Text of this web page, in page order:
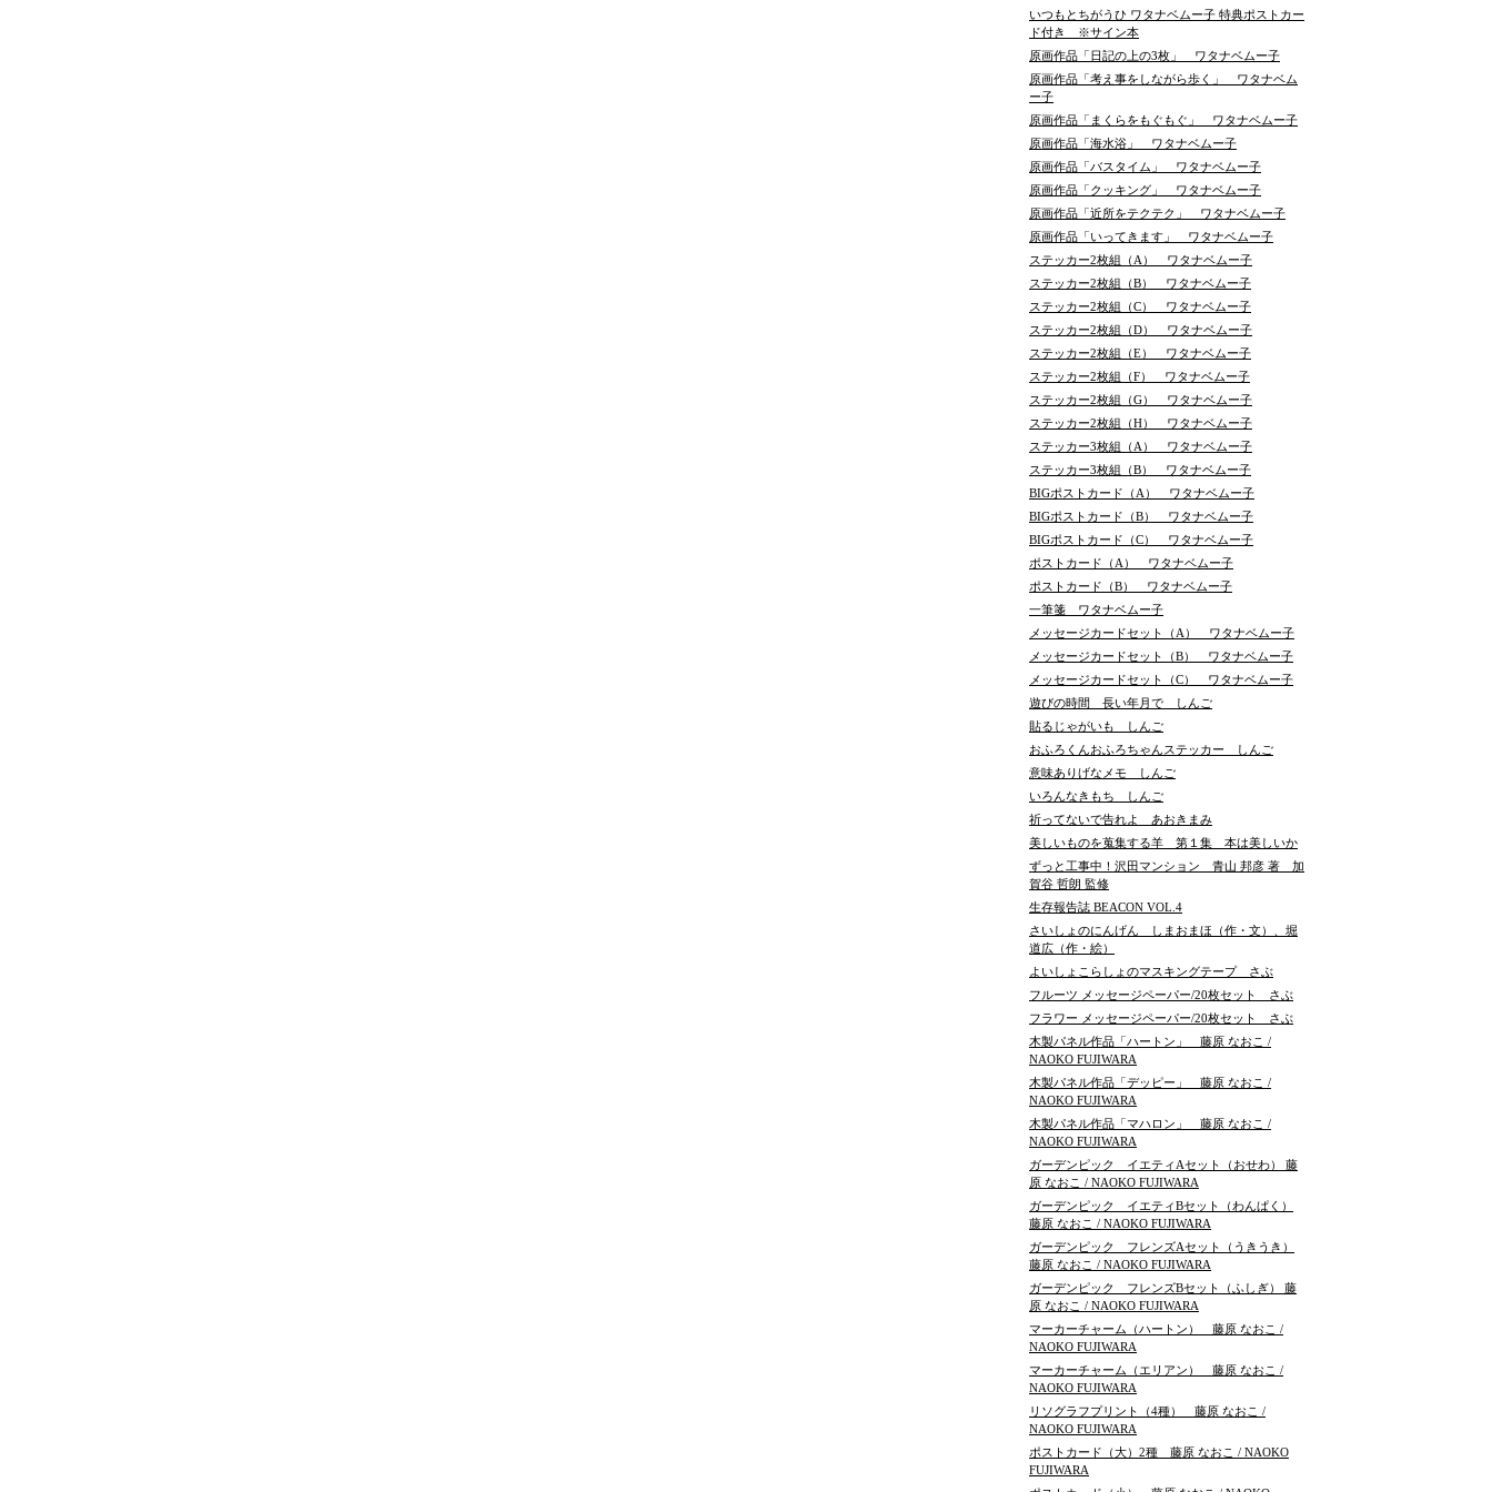
いつもとちがうひ ワタナベムー子 特典ポストカー
ド付き ※サイン本
原画作品「日記の上の3枚」 ワタナベムー子
原画作品「考え事をしながら歩く」 ワタナベム
ー子
原画作品「まくらをもぐもぐ」 ワタナベムー子
原画作品「海水浴」 ワタナベムー子
原画作品「バスタイム」 ワタナベムー子
原画作品「クッキング」 ワタナベムー子
原画作品「近所をテクテク」 ワタナベムー子
原画作品「いってきます」 ワタナベムー子
ステッカー2枚組（A） ワタナベムー子
ステッカー2枚組（B） ワタナベムー子
ステッカー2枚組（C） ワタナベムー子
ステッカー2枚組（D） ワタナベムー子
ステッカー2枚組（E） ワタナベムー子
ステッカー2枚組（F） ワタナベムー子
ステッカー2枚組（G） ワタナベムー子
ステッカー2枚組（H） ワタナベムー子
ステッカー3枚組（A） ワタナベムー子
ステッカー3枚組（B） ワタナベムー子
BIGポストカード（A） ワタナベムー子
BIGポストカード（B） ワタナベムー子
BIGポストカード（C） ワタナベムー子
ポストカード（A） ワタナベムー子
ポストカード（B） ワタナベムー子
一筆箋 ワタナベムー子
メッセージカードセット（A） ワタナベムー子
メッセージカードセット（B） ワタナベムー子
メッセージカードセット（C） ワタナベムー子
遊びの時間 長い年月で しんご
貼るじゃがいも しんご
おふろくんおふろちゃんステッカー しんご
意味ありげなメモ しんご
いろんなきもち しんご
祈ってないで告れよ あおきまみ
美しいものを蒐集する羊 第１集 本は美しいか
ずっと工事中！沢田マンション 青山 邦彦 著 加
賀谷 哲朗 監修
生存報告誌 BEACON VOL.4
さいしょのにんげん しまおまほ（作・文）、堀
道広（作・絵）
よいしょこらしょのマスキングテープ さぶ
フルーツ メッセージペーパー/20枚セット さぶ
フラワー メッセージペーパー/20枚セット さぶ
木製パネル作品「ハートン」 藤原 なおこ /
NAOKO FUJIWARA
木製パネル作品「デッピー」 藤原 なおこ /
NAOKO FUJIWARA
木製パネル作品「マハロン」 藤原 なおこ /
NAOKO FUJIWARA
ガーデンピック イエティAセット（おせわ） 藤
原 なおこ / NAOKO FUJIWARA
ガーデンピック イエティBセット（わんぱく）
藤原 なおこ / NAOKO FUJIWARA
ガーデンピック フレンズAセット（うきうき）
藤原 なおこ / NAOKO FUJIWARA
ガーデンピック フレンズBセット（ふしぎ） 藤
原 なおこ / NAOKO FUJIWARA
マーカーチャーム（ハートン） 藤原 なおこ /
NAOKO FUJIWARA
マーカーチャーム（エリアン） 藤原 なおこ /
NAOKO FUJIWARA
リソグラフプリント（4種） 藤原 なおこ /
NAOKO FUJIWARA
ポストカード（大）2種 藤原 なおこ / NAOKO
FUJIWARA